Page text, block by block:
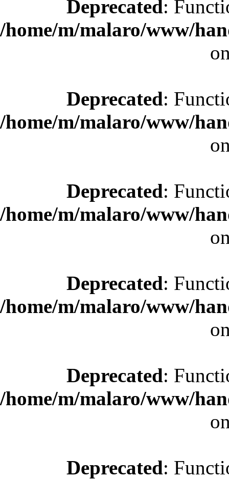
Deprecated:
/home/m/malaro/www/
Deprecated:
/home/m/malaro/www/
Deprecated:
/home/m/malaro/www/
Deprecated:
/home/m/malaro/www/
Deprecated:
/home/m/malaro/www/
Deprecated: